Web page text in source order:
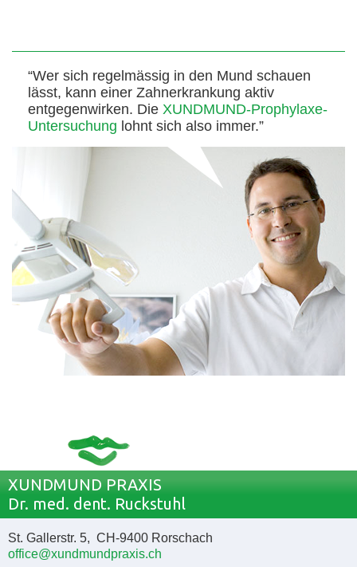
“Wer sich regelmässig in den Mund schauen
lässt, kann einer Zahnerkrankung aktiv
entgegenwirken. Die XUNDMUND-Prophylaxe-
Untersuchung lohnt sich also immer.”
XUNDMUND PRAXIS
Dr. med. dent. Ruckstuhl
St. Gallerstr. 5, CH-9400 Rorschach
office@xundmundpraxis.ch